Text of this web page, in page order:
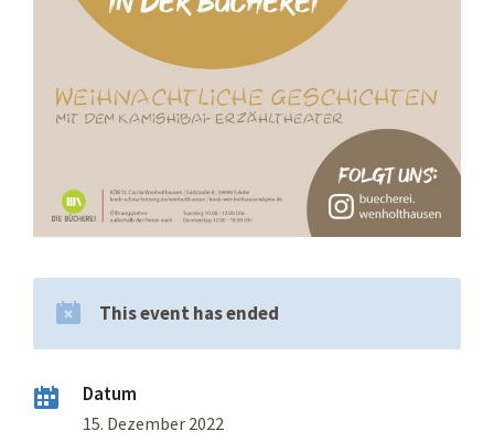
This event has ended
Datum
15. Dezember 2022